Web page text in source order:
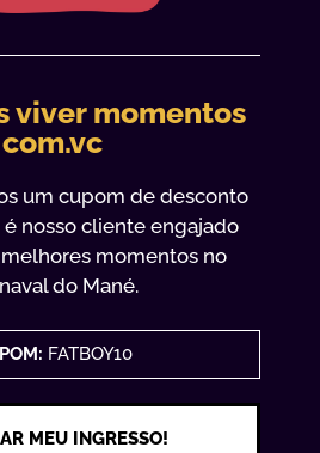
viver momentos
com.vc
um cupom de desconto
nosso cliente engajado
momentos no
do Mané.
FATBOY10
MEU INGRESSO!